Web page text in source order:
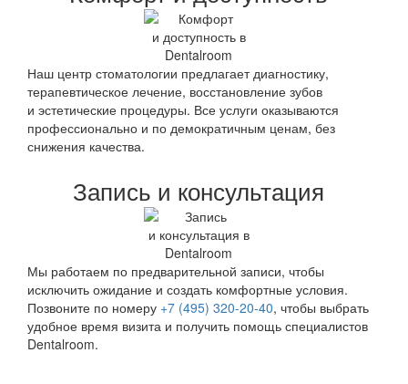
Наш центр стоматологии предлагает диагностику,
терапевтическое лечение, восстановление зубов
и эстетические процедуры. Все услуги оказываются
профессионально и по демократичным ценам, без
снижения качества.
Запись и консультация
Мы работаем по предварительной записи, чтобы
исключить ожидание и создать комфортные условия.
Позвоните по номеру +7 (495) 320-20-40, чтобы выбрать
удобное время визита и получить помощь специалистов
Dentalroom.